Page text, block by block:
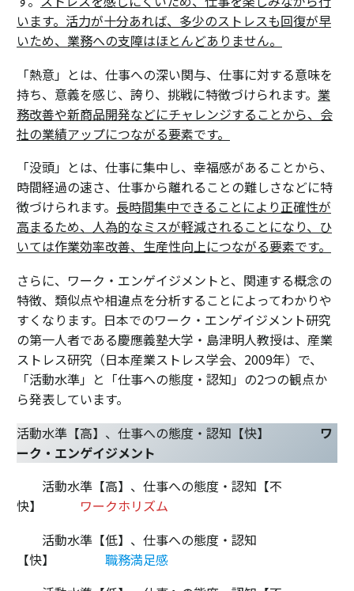
います。活力が十分あれば、多少のストレスも回復が早
いため、業務への支障はほとんどありません。
「熱意」とは、仕事への深い関与、仕事に対する意味を
持ち、意義を感じ、誇り、挑戦に特徴づけられます。 業
務改善や新商品開発などにチャレンジすることから、会
社の業績アップにつながる要素です。
「没頭」とは、仕事に集中し、幸福感があることから、
時間経過の速さ、仕事から離れることの難しさなどに特
徴づけられます。 長時間集中できることにより正確性が
高まるため、人為的なミスが軽減されることになり、ひ
いては作業効率改善、生産性向上につながる要素です。
さらに、ワーク・エンゲイジメントと、関連する概念の
特徴、類似点や相違点を分析することによってわかりや
すくなります。日本でのワーク・エンゲイジメント研究
の第一人者である慶應義塾大学・島津明人教授は、産業
ストレス研究（日本産業ストレス学会、2009年）で、
「活動水準」と「仕事への態度・認知」の2つの観点か
ら発表しています。
活動水準【高】、仕事への態度・認知【快】 ワ
ーク・エンゲイジメント
活動水準【高】、仕事への態度・認知【不
快】 ワークホリズム
活動水準【低】、仕事への態度・認知
【快】 職務満足感